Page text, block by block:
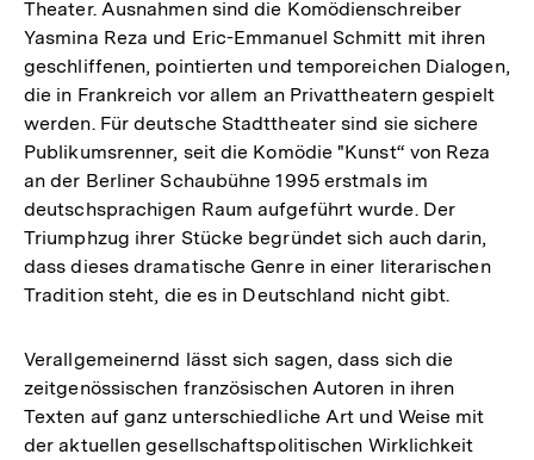
Theater. Ausnahmen sind die Komödienschreiber
Yasmina Reza und Eric-Emmanuel Schmitt mit ihren
geschliffenen, pointierten und temporeichen Dialogen,
die in Frankreich vor allem an Privattheatern gespielt
werden. Für deutsche Stadttheater sind sie sichere
Publikumsrenner, seit die Komödie "Kunst“ von Reza
an der Berliner Schaubühne 1995 erstmals im
deutschsprachigen Raum aufgeführt wurde. Der
Triumphzug ihrer Stücke begründet sich auch darin,
dass dieses dramatische Genre in einer literarischen
Tradition steht, die es in Deutschland nicht gibt.
Verallgemeinernd lässt sich sagen, dass sich die
zeitgenössischen französischen Autoren in ihren
Texten auf ganz unterschiedliche Art und Weise mit
der aktuellen gesellschaftspolitischen Wirklichkeit